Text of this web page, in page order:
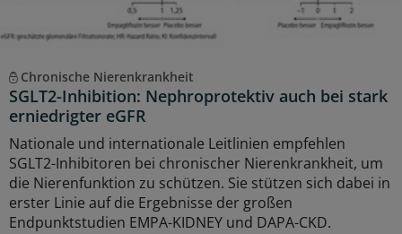
Chronische Nierenkrankheit
SGLT2-Inhibition: Nephroprotektiv auch bei stark
erniedrigter eGFR
Nationale und internationale Leitlinien empfehlen
SGLT2-Inhibitoren bei chronischer Nierenkrankheit, um
die Nierenfunktion zu schützen. Sie stützen sich dabei in
erster Linie auf die Ergebnisse der großen
Endpunktstudien EMPA-KIDNEY und DAPA-CKD.